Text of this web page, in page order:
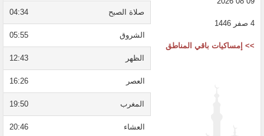
4 صفر 1446
>> إمساكيات باقي المناطق
صلاة الصبح 04:34
الشروق 05:55
الظهر 12:43
العصر 16:26
المغرب 19:50
العشاء 20:46